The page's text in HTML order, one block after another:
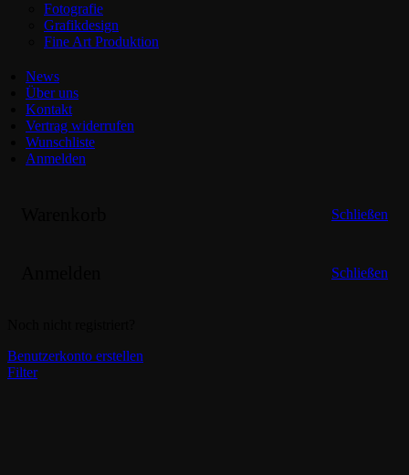
Fotografie
Grafikdesign
Fine Art Produktion
News
Über uns
Kontakt
Vertrag widerrufen
Wunschliste
Anmelden
Schließen
Schließen
Benutzerkonto erstellen
Filter